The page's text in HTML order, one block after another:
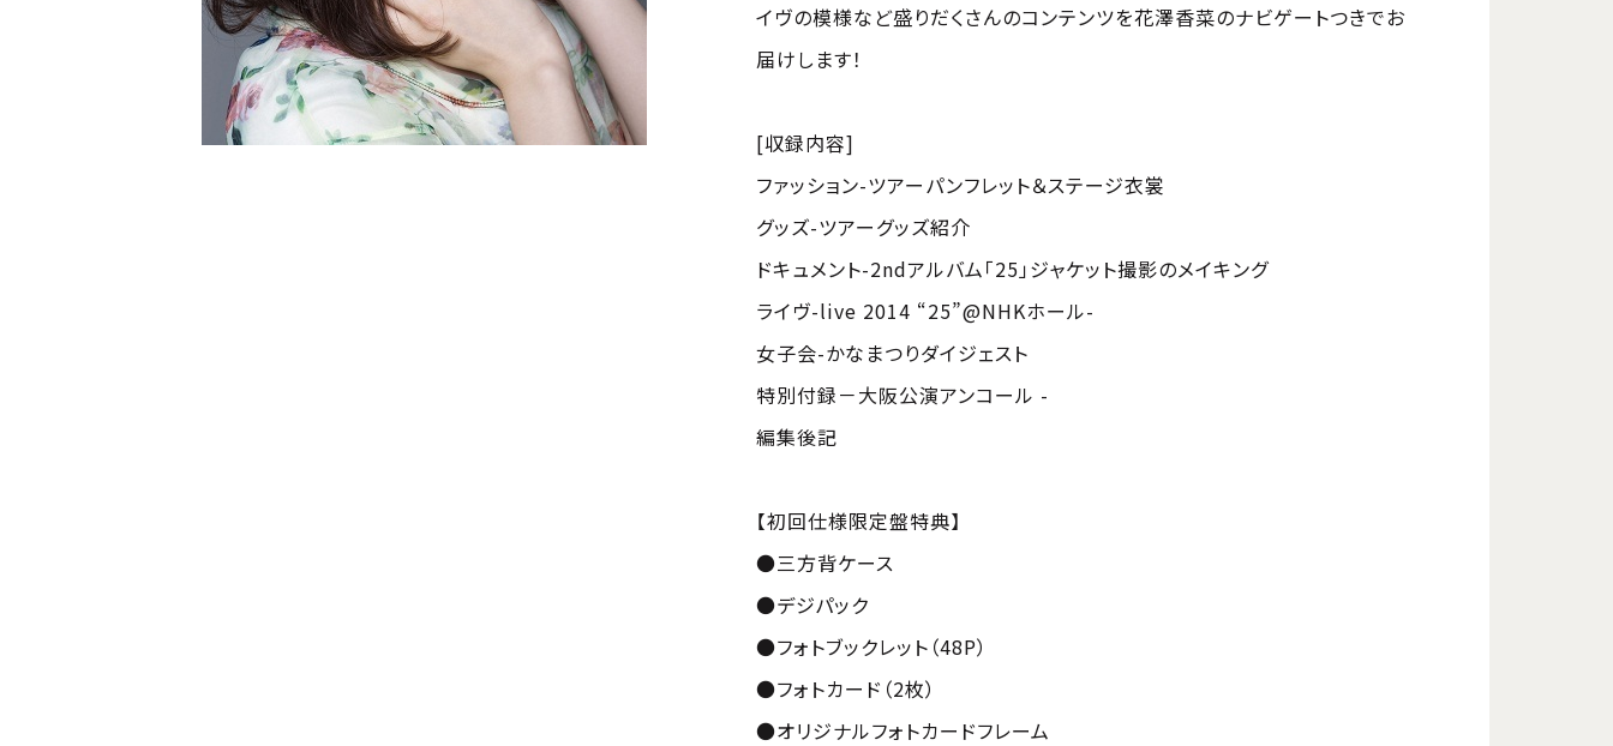
イヴの模様など盛りだくさんのコンテンツを花澤香菜のナビゲートつきでお
届けします！
[収録内容]
ファッション-ツアーパンフレット＆ステージ衣裳
グッズ-ツアーグッズ紹介
ドキュメント-2ndアルバム「25」ジャケット撮影のメイキング
ライヴ-live 2014 “25”@NHKホール-
女子会-かなまつりダイジェスト
特別付録－大阪公演アンコール -
編集後記
【初回仕様限定盤特典】
●三方背ケース
●デジパック
●フォトブックレット（48P）
●フォトカード（2枚）
●オリジナルフォトカードフレーム